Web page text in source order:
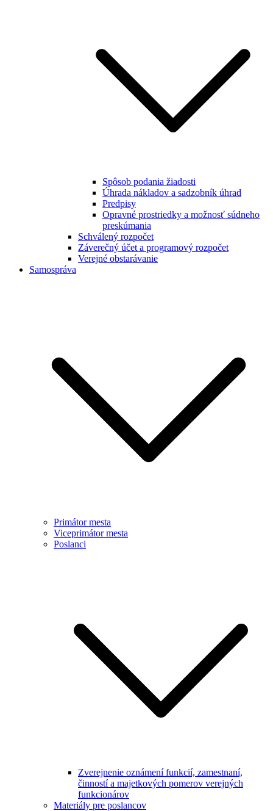
Spôsob podania žiadosti
Úhrada nákladov a sadzobník úhrad
Predpisy
Opravné prostriedky a možnosť súdneho
preskúmania
Schválený rozpočet
Záverečný účet a programový rozpočet
Verejné obstarávanie
Samospráva
Primátor mesta
Viceprimátor mesta
Poslanci
Zverejnenie oznámení funkcií, zamestnaní,
činností a majetkových pomerov verejných
funkcionárov
Materiály pre poslancov